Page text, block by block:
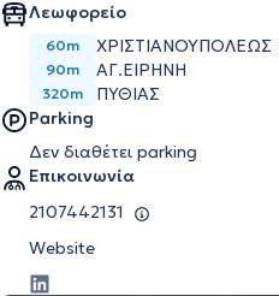
Λεωφορείο
60m ΧΡΙΣΤΙΑΝΟΥΠΟΛΕΩΣ
90m ΑΓ.ΕΙΡΗΝΗ
320m
ΠΥΘΙΑΣ
Parking
Δεν διαθέτει parking
Επικοινωνία
2107442131
Website